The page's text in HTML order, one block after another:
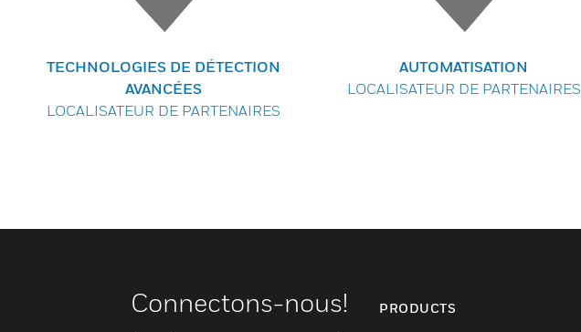
TECHNOLOGIES DE DÉTECTION
AVANCÉES
LOCALISATEUR DE PARTENAIRES
AUTOMATISATION
LOCALISATEUR DE PARTENAIRES
Connectons-nous! PRODUCTS